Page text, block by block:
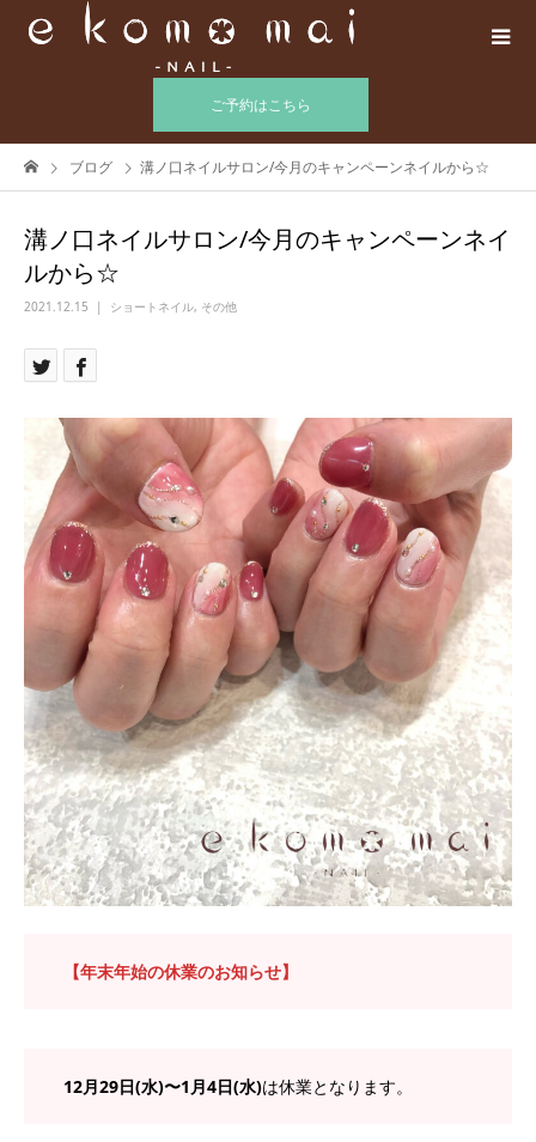
ご予約はこちら
ブログ 溝ノ口ネイルサロン/今月のキャンペーンネイルから☆
溝ノ口ネイルサロン/今月のキャンペーンネイ
ルから☆
2021.12.15 ショートネイル, その他
【年末年始の休業のお知らせ】
12月29日(水)〜1月4日(水)は休業となります。